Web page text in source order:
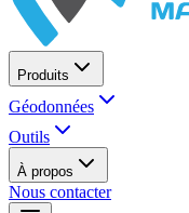
Produits
Géodonnées
Outils
À propos
Nous contacter